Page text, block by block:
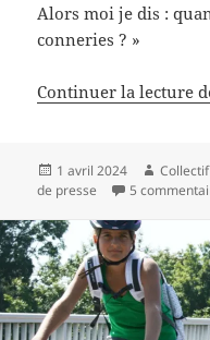
Alors moi je dis :
conneries ? »
Continuer la lecture
Publié
le
1 avril 2024 Auteur
de presse
5